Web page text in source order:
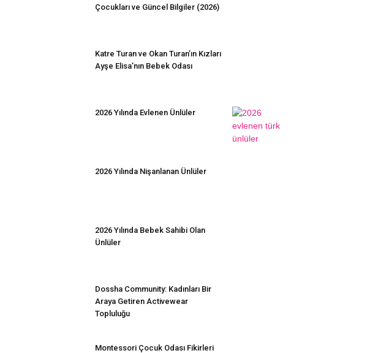
Çocukları ve Güncel Bilgiler (2026)
Katre Turan ve Okan Turan’ın Kızları
Ayşe Elisa’nın Bebek Odası
2026 Yılında Evlenen Ünlüler
2026 Yılında Nişanlanan Ünlüler
2026 Yılında Bebek Sahibi Olan
Ünlüler
Dossha Community: Kadınları Bir
Araya Getiren Activewear
Topluluğu
Montessori Çocuk Odası Fikirleri